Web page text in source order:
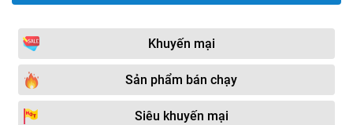
Khuyến mại
Sản phẩm bán chạy
Siêu khuyến mại